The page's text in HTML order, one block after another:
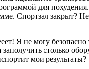
для
Спортзал закрыт?
Я не могу
столько
мои результаты?